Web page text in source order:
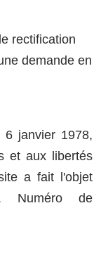
rectification
demande en
6 janvier 1978,
et aux libertés
a fait l'objet
Numéro de